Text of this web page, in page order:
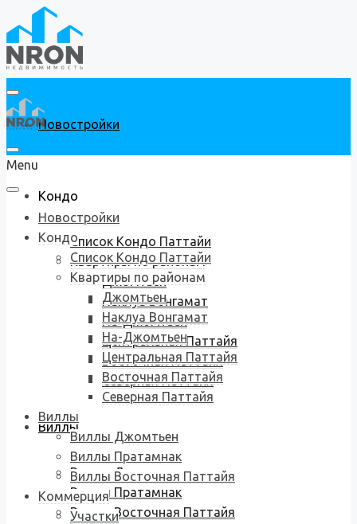
Новостройки
Кондо
Список Кондо Паттайи
Квартиры по районам
Джомтьен
Наклуа Вонгамат
На-Джомтьен
Центральная Паттайя
Восточная Паттайя
Северная Паттайя
Виллы
Виллы Джомтьен
Виллы Пратамнак
Виллы Восточная Паттайя
Menu
Новостройки
Кондо
Список Кондо Паттайи
Квартиры по районам
Джомтьен
Наклуа Вонгамат
На-Джомтьен
Центральная Паттайя
Восточная Паттайя
Северная Паттайя
Виллы
Виллы Джомтьен
Виллы Пратамнак
Виллы Восточная Паттайя
Коммерция
Участки